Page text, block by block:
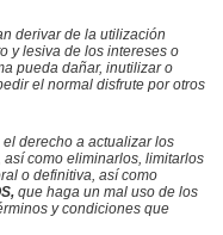
derivar de la utilización
y lesiva de los intereses o
pueda dañar, inutilizar o
el normal disfrute por otros
el derecho a actualizar los
como eliminarlos, limitarlos
o definitiva, así como
que haga un mal uso de los
y condiciones que